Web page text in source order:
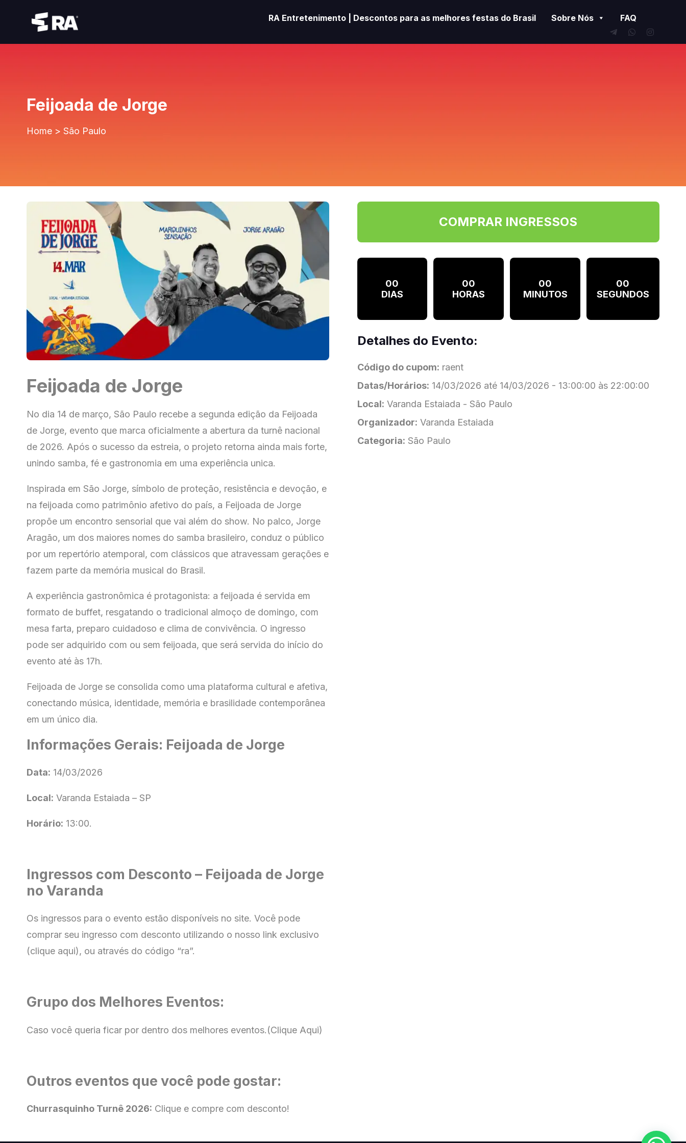
RA Entretenimento | Descontos para as melhores festas do Brasil Sobre Nós FAQ
Feijoada de Jorge
Home > São Paulo
Feijoada de Jorge
No dia 14 de março, São Paulo recebe a segunda edição da Feijoada
de Jorge, evento que marca oficialmente a abertura da turnê nacional
de 2026. Após o sucesso da estreia, o projeto retorna ainda mais forte,
unindo samba, fé e gastronomia em uma experiência unica.
Inspirada em São Jorge, símbolo de proteção, resistência e devoção, e
na feijoada como patrimônio afetivo do país, a Feijoada de Jorge
propõe um encontro sensorial que vai além do show. No palco, Jorge
Aragão, um dos maiores nomes do samba brasileiro, conduz o público
por um repertório atemporal, com clássicos que atravessam gerações e
fazem parte da memória musical do Brasil.
A experiência gastronômica é protagonista: a feijoada é servida em
formato de buffet, resgatando o tradicional almoço de domingo, com
mesa farta, preparo cuidadoso e clima de convivência. O ingresso
pode ser adquirido com ou sem feijoada, que será servida do início do
evento até às 17h.
Feijoada de Jorge se consolida como uma plataforma cultural e afetiva,
conectando música, identidade, memória e brasilidade contemporânea
em um único dia.
Informações Gerais: Feijoada de Jorge
Data: 14/03/2026
Local: Varanda Estaiada – SP
Horário: 13:00.
Ingressos com Desconto – Feijoada de Jorge
no Varanda
Os ingressos para o evento estão disponíveis no site. Você pode
comprar seu ingresso com desconto utilizando o nosso link exclusivo
(clique aqui), ou através do código “ra”.
Grupo dos Melhores Eventos:
Caso você queria ficar por dentro dos melhores eventos.(Clique Aqui)
Outros eventos que você pode gostar:
Churrasquinho Turnê 2026: Clique e compre com desconto!
COMPRAR INGRESSOS
00
DIAS
00
HORAS
00
MINUTOS
00
SEGUNDOS
Detalhes do Evento:
Código do cupom: raent
Datas/Horários: 14/03/2026 até 14/03/2026 - 13:00:00 às 22:00:00
Local: Varanda Estaiada - São Paulo
Organizador: Varanda Estaiada
Categoria: São Paulo